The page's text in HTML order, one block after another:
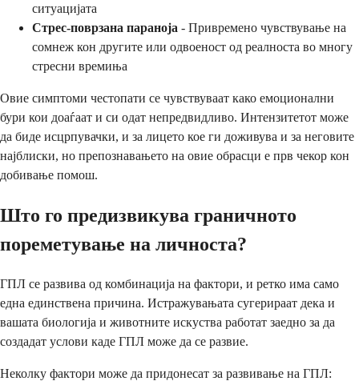
ситуацијата
Стрес-поврзана параноја - Привремено чувствување на
сомнеж кон другите или одвоеност од реалноста во многу
стресни времиња
Овие симптоми честопати се чувствуваат како емоционални
бури кои доаѓаат и си одат непредвидливо. Интензитетот може
да биде исцрпувачки, и за лицето кое ги доживува и за неговите
најблиски, но препознавањето на овие обрасци е прв чекор кон
добивање помош.
Што го предизвикува граничното
пореметување на личноста?
ГПЛ се развива од комбинација на фактори, и ретко има само
една единствена причина. Истражувањата сугерираат дека и
вашата биологија и животните искуства работат заедно за да
создадат услови каде ГПЛ може да се развие.
Неколку фактори може да придонесат за развивање на ГПЛ: